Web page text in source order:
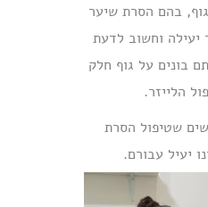
בהם הסרת שיער
יעילה וחשוב לדעת
בונים על גוף חלק
הלייזר.
שטיפול הסרת
יעיל עבורם.